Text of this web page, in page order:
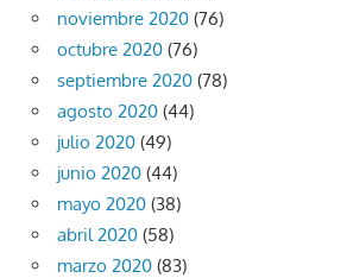
noviembre 2020 (76)
octubre 2020 (76)
septiembre 2020 (78)
agosto 2020 (44)
julio 2020 (49)
junio 2020 (44)
mayo 2020 (38)
abril 2020 (58)
marzo 2020 (83)